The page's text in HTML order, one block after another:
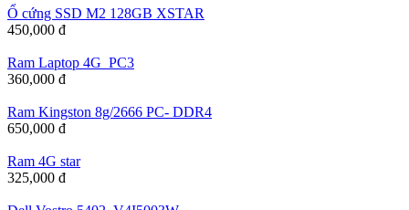
Ổ cứng SSD M2 128GB XSTAR
450,000 đ
Ram Laptop 4G_PC3
360,000 đ
Ram Kingston 8g/2666 PC- DDR4
650,000 đ
Ram 4G star
325,000 đ